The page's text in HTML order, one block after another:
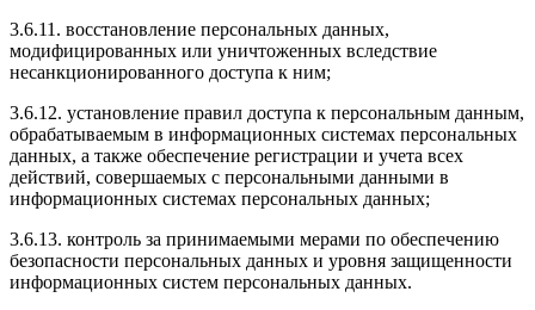
3.6.11. восстановление персональных данных,
модифицированных или уничтоженных вследствие
несанкционированного доступа к ним;
3.6.12. установление правил доступа к персональным данным,
обрабатываемым в информационных системах персональных
данных, а также обеспечение регистрации и учета всех
действий, совершаемых с персональными данными в
информационных системах персональных данных;
3.6.13. контроль за принимаемыми мерами по обеспечению
безопасности персональных данных и уровня защищенности
информационных систем персональных данных.